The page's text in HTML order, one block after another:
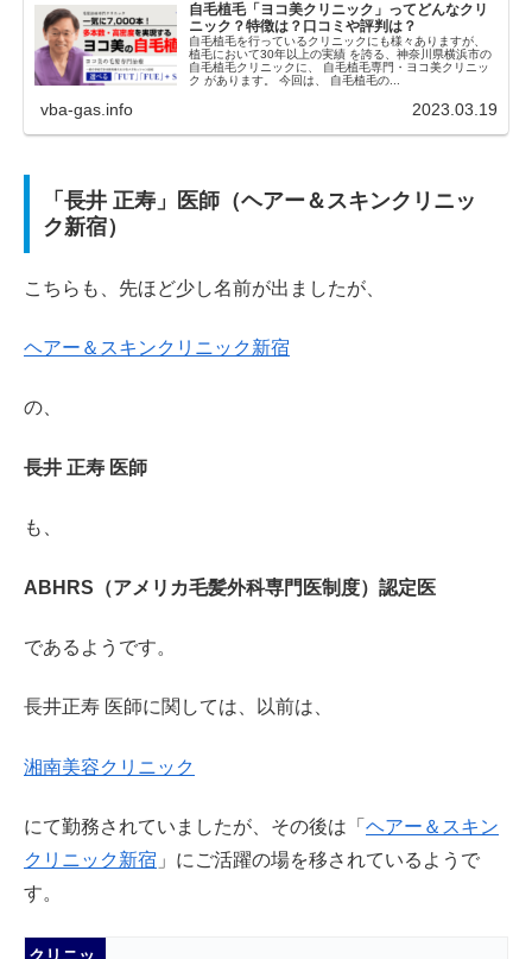
自毛植毛「ヨコ美クリニック」ってどんなクリ
ニック？特徴は？口コミや評判は？
自毛植毛を行っているクリニックにも様々ありますが、
植毛において30年以上の実績 を誇る、神奈川県横浜市の
自毛植毛クリニックに、 自毛植毛専門・ヨコ美クリニッ
ク があります。 今回は、 自毛植毛の...
vba-gas.info 2023.03.19
「長井 正寿」医師（ヘアー＆スキンクリニッ
ク新宿）
こちらも、先ほど少し名前が出ましたが、
ヘアー＆スキンクリニック新宿
の、
長井 正寿 医師
も、
ABHRS（アメリカ毛髪外科専門医制度）認定医
であるようです。
長井正寿 医師に関しては、以前は、
湘南美容クリニック
にて勤務されていましたが、その後は「 ヘアー＆スキン
クリニック新宿 」にご活躍の場を移されているようで
す。